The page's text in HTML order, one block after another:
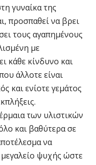
γυναίκα της
προσπαθεί να βρει
τους αγαπημένους
με
κάθε κίνδυνο και
άλλοτε είναι
και ενίοτε γεμάτος
των υλιστικών
και βαθύτερα σε
να
μεγαλείο ψυχής ώστε